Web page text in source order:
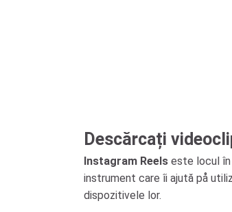
Descărcați
Instagram Reels este locul
instrument care îi ajută på
dispozitivele lor.